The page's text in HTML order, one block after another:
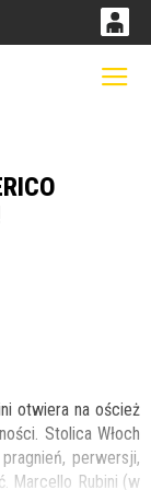
otwiera na oścież
Stolica Włoch
perwersji,
Marcello Rubini (w